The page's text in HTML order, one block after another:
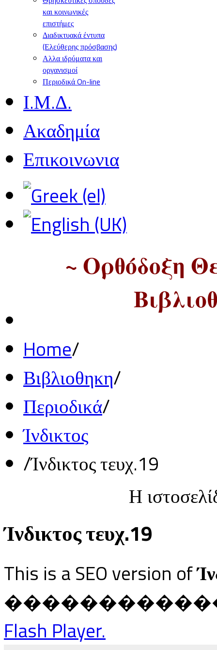
και κοινωνικές
επιστήμες
Διαδικτυακά έντυπα
(Ελεύθερης πρόσβασης)
Αλλα ιδρύματα και
οργανισμοί
Περιοδικά On-line
Ι.Μ.Δ.
Ακαδημία
Επικοινωνια
~ Ορθόδοξη
Home/
Βιβλιοθηκη/
Περιοδικά/
Ίνδικτος
/Ίνδικτος τευχ.19
Η
Ίνδικτος τευχ.19
This is a SEO version of
������������
Flash Player.